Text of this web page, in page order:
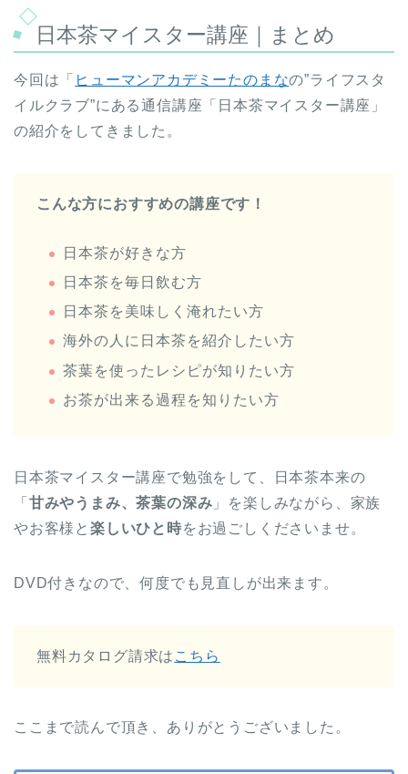
日本茶マイスター講座｜まとめ
今回は「 ヒューマンアカデミーたのまなの”ライフスタ
イルクラブ”にある通信講座「日本茶マイスター講座」
の紹介をしてきました。
こんな方におすすめの講座です！
日本茶が好きな方
日本茶を毎日飲む方
日本茶を美味しく淹れたい方
海外の人に日本茶を紹介したい方
茶葉を使ったレシピが知りたい方
お茶が出来る過程を知りたい方
日本茶マイスター講座で勉強をして、日本茶本来の
「 甘みやうまみ、茶葉の深み 」を楽しみながら、家族
やお客様と 楽しいひと時をお過ごしくださいませ。
DVD付きなので、何度でも見直しが出来ます。
無料カタログ請求は こちら
ここまで読んで頂き、ありがとうございました。